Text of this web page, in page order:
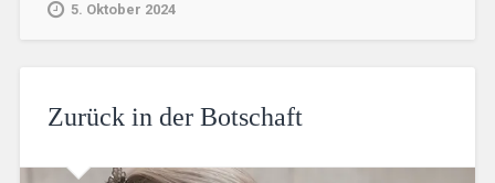
5. Oktober 2024
Zurück in der Botschaft